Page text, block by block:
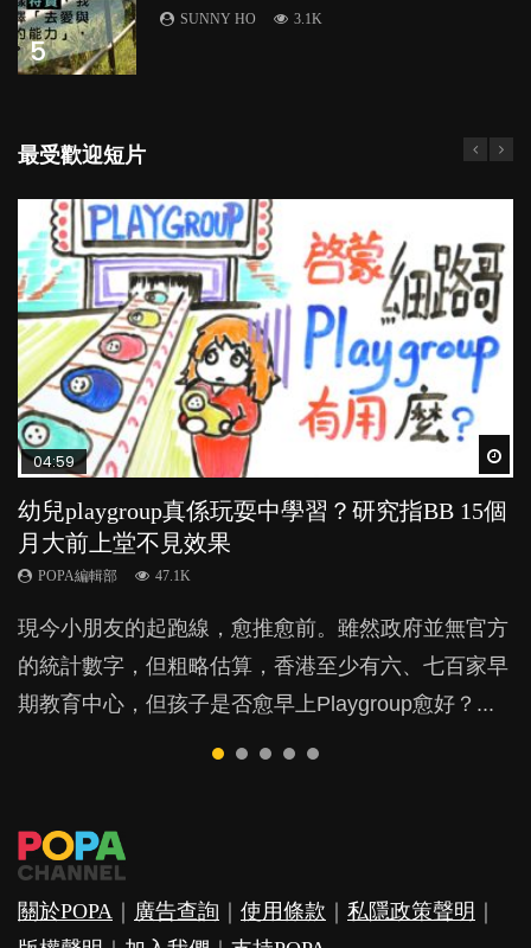
5
SUNNY HO 3.1K
最受歡迎短片
04:59
幼兒playgroup真係玩耍中學習？研究指BB 15個
月大前上堂不見效果
POPA編輯部 47.1K
現今小朋友的起跑線，愈推愈前。雖然政府並無官方
的統計數字，但粗略估算，香港至少有六、七百家早
期教育中心，但孩子是否愈早上Playgroup愈好？...
03:39
幼稚園遊戲課 如何刺激幼兒自發學習取代獎勵
與懲罰？
POPA編輯部 33.1K
由美國學者所創的 tools of the mind 課程，學生以遊
戲方式學習，學術能力和自制能力亦明顯比其他小朋
友優勝，到底這課程有何特別之處？...
03:02
老公患產後憂鬱症對BB的影響
POPA編輯部 15.9K
鬱，影響日常生活，嚴重的甚至會有自殺，或傷害小
朋友的念頭。但為何爸爸患上產後抑鬱往往難以察
覺？...
04:06
全職好？在職好？｜全職媽媽與在職媽媽的壓
力與價值
POPA編輯部 25.8K
許多媽媽心底可能都有一刻掙扎過：究竟全職好，還
是在職好。雖說每個家庭都有自己的獨特狀況和考慮
因素，但原來全職和在職媽媽所養育的子女其實都各
03:41
BB口腔期乜都放入口，父母該制止還是放手？
POPA編輯部 25.5K
成吮手指的習慣，大個就很難戒，但原來一刀切阻止
他們放東西入口，隨時會影響孩子的身心發展？...
關於POPA 廣告查詢 使用條款 私隱政策聲明